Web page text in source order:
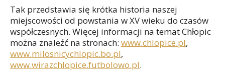
Tak przedstawia się krótka historia naszej
miejscowości od powstania w XV wieku do czasów
współczesnych. Więcej informacji na temat Chłopic
można znaleźć na stronach: www.chlopice.pl,
www.milosnicychlopic.bo.pl,
www.wirazchlopice.futbolowo.pl.